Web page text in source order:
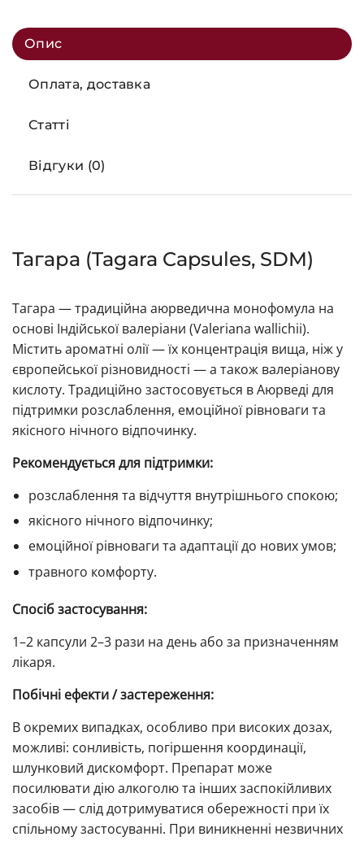
Опис
Оплата, доставка
Статті
Відгуки (0)
Тагара (Tagara Capsules, SDM)
Тагара — традиційна аюрведична монофомула на
основі Індійської валеріани (Valeriana wallichii).
Містить ароматні олії — їх концентрація вища, ніж у
європейської різновидності — а також валеріанову
кислоту. Традиційно застосовується в Аюрведі для
підтримки розслаблення, емоційної рівноваги та
якісного нічного відпочинку.
Рекомендується для підтримки:
розслаблення та відчуття внутрішнього спокою;
якісного нічного відпочинку;
емоційної рівноваги та адаптації до нових умов;
травного комфорту.
Спосіб застосування:
1–2 капсули 2–3 рази на день або за призначенням
лікаря.
Побічні ефекти / застереження:
В окремих випадках, особливо при високих дозах,
можливі: сонливість, погіршення координації,
шлунковий дискомфорт. Препарат може
посилювати дію алкоголю та інших заспокійливих
засобів — слід дотримуватися обережності при їх
спільному застосуванні. При виникненні незвичних